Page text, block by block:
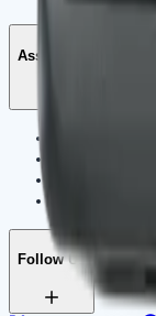
Assistant
Follow Us